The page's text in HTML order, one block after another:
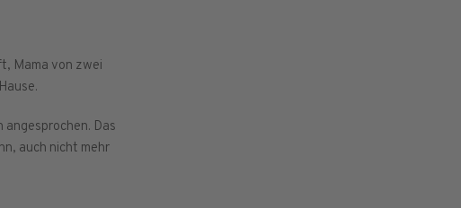
Mama von zwei
angesprochen. Das
auch nicht mehr